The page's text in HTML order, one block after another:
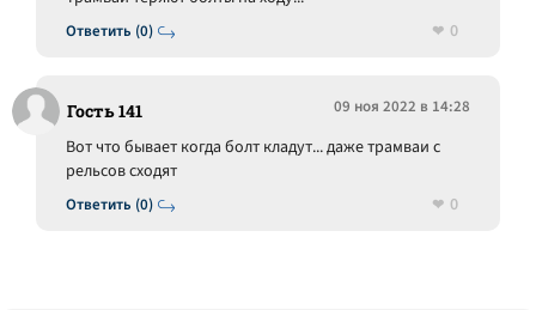
Ответить (0)
0
Гость 141 09 ноя 2022 в 14:28
Ответить (0)
Вот что бывает когда болт кладут... даже трамваи с
рельсов сходят
0